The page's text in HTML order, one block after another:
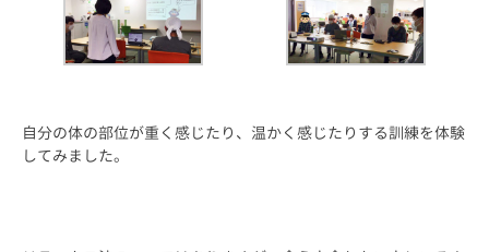
自分の体の部位が重く感じたり、温かく感じたりする訓練を体験
してみました。